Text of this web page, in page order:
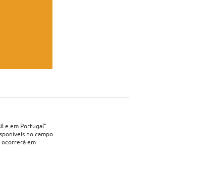
e em Portugal"
no campo
ocorrerá em